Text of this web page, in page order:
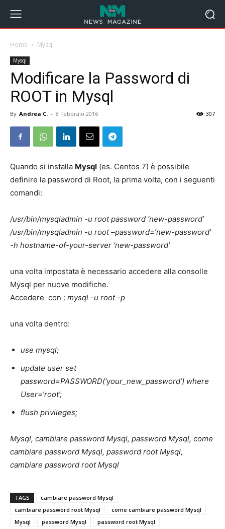
Home Mysql
Mysql
Modificare la Password di
ROOT in Mysql
By Andrea C. - 8 Febbraio 2016 307
Quando si installa Mysql (es. Centos 7) è possibile
definire la password di Root, la prima volta, con i seguenti
comandi:
/usr/bin/mysqladmin -u root password ‘new-password’
/usr/bin/mysqladmin -u root –password=’new-password’
-h hostname-of-your-server ‘new-password’
una volta impostata è necessario accedere alla consolle
Mysql per nuove modifiche.
Accedere con : mysql -u root -p
una volta dentro:
use mysql;
update user set
password=PASSWORD(‘your_new_password’) where
User=’root’;
flush privileges;
Mysql, cambiare password Mysql, password Mysql, come
cambiare password Mysql, password root Mysql,
cambiare password root Mysql
TAGS
cambiare password Mysql
cambiare password root Mysql
come cambiare password Mysql
Mysql
password Mysql password root Mysql